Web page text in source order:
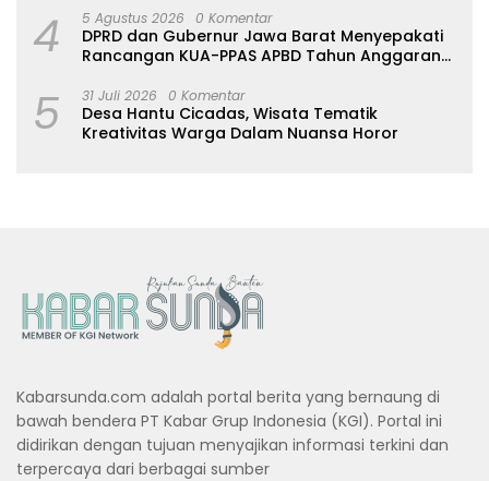
4 5 Agustus 2026 0 Komentar
DPRD dan Gubernur Jawa Barat Menyepakati
Rancangan KUA-PPAS APBD Tahun Anggaran
5 31 Juli 2026 0 Komentar
Desa Hantu Cicadas, Wisata Tematik
Kreativitas Warga Dalam Nuansa Horor
Kabarsunda.com adalah portal berita yang bernaung di
bawah bendera PT Kabar Grup Indonesia (KGI). Portal ini
didirikan dengan tujuan menyajikan informasi terkini dan
terpercaya dari berbagai sumber